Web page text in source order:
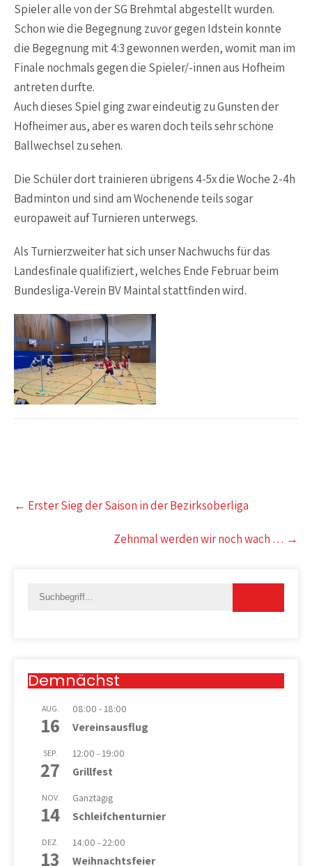
Spieler alle von der SG Brehmtal abgestellt wurden.
Schon wie die Begegnung zuvor gegen Idstein konnte
die Begegnung mit 4:3 gewonnen werden, womit man im
Finale nochmals gegen die Spieler/-innen aus Hofheim
antreten durfte.
Auch dieses Spiel ging zwar eindeutig zu Gunsten der
Hofheimer aus, aber es waren doch teils sehr schöne
Ballwechsel zu sehen.
Die Schüler dort trainieren übrigens 4-5x die Woche 2-4h
Badminton und sind am Wochenende teils sogar
europaweit auf Turnieren unterwegs.
Als Turnierzweiter hat sich unser Nachwuchs für das
Landesfinale qualifiziert, welches Ende Februar beim
Bundesliga-Verein BV Maintal stattfinden wird.
navigation
← Erster Sieg der Saison in der Bezirksoberliga
Zehnmal werden wir noch wach … →
Demnächst
AUG.
16
08:00 - 18:00
Vereinsausflug
SEP.
27
12:00 - 19:00
Grillfest
NOV.
14
Ganztägig
Schleifchenturnier
DEZ.
13
14:00 - 22:00
Weihnachtsfeier